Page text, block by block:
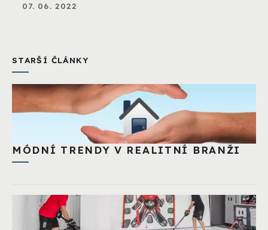
07. 06. 2022
STARŠÍ ČLÁNKY
MÓDNÍ TRENDY V REALITNÍ BRANŽI